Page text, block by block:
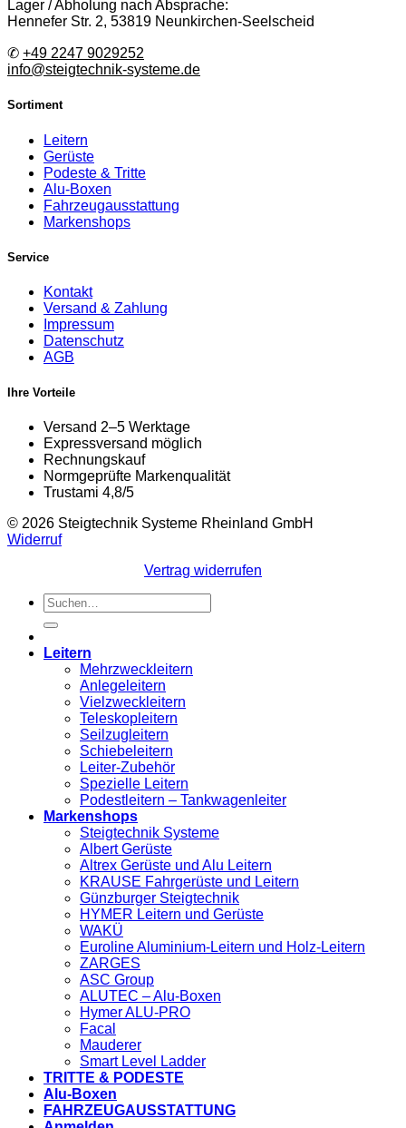
Lager / Abholung nach Absprache:
Hennefer Str. 2, 53819 Neunkirchen-Seelscheid
✆ +49 2247 9029252
info@steigtechnik-systeme.de
Sortiment
Leitern
Gerüste
Podeste & Tritte
Alu-Boxen
Fahrzeugausstattung
Markenshops
Service
Kontakt
Versand & Zahlung
Impressum
Datenschutz
AGB
Ihre Vorteile
Versand 2–5 Werktage
Expressversand möglich
Rechnungskauf
Normgeprüfte Markenqualität
Trustami 4,8/5
© 2026 Steigtechnik Systeme Rheinland GmbH
Widerruf
Vertrag widerrufen
Suchen
nach:
Leitern
Mehrzweckleitern
Anlegeleitern
Vielzweckleitern
Teleskopleitern
Seilzugleitern
Schiebeleitern
Leiter-Zubehör
Spezielle Leitern
Podestleitern – Tankwagenleiter
Markenshops
Steigtechnik Systeme
Albert Gerüste
Altrex Gerüste und Alu Leitern
KRAUSE Fahrgerüste und Leitern
Günzburger Steigtechnik
HYMER Leitern und Gerüste
WAKÜ
Euroline Aluminium-Leitern und Holz-Leitern
ZARGES
ASC Group
ALUTEC – Alu-Boxen
Hymer ALU-PRO
Facal
Mauderer
Smart Level Ladder
TRITTE & PODESTE
Alu-Boxen
FAHRZEUGAUSSTATTUNG